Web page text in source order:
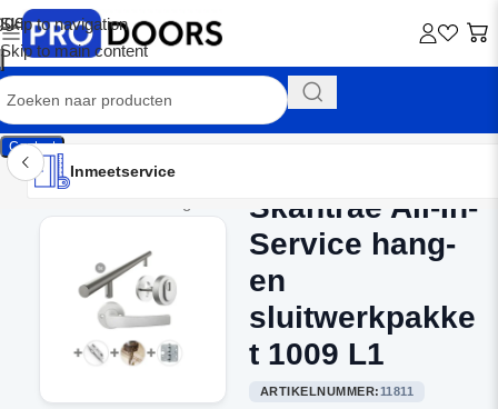
Skip to navigation
Skip to main content
Contact
Inmeetservice
Montageservice
Advies op maat
Showroom
Inmeetservice
Skantrae All-In-
Service hang-
en
sluitwerkpakke
t 1009 L1
ARTIKELNUMMER:11811